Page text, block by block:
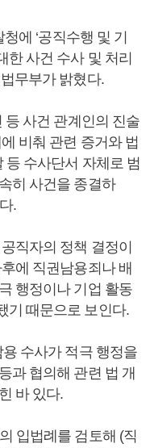
에 ‘공직수행 및 기
한 사건 수사 및 처리
무부가 밝혔다.
등 사건 관계인의 진술
비춰 관련 증거와 법
등 수사단서 자체로 범
히 사건을 종결하
.
직자의 정책 결정이
에 직권남용죄나 배
행정이나 기업 활동
기 때문으로 보인다.
수사가 적극 행정을
과 협의해 관련 법 개
바 있다.
입법례를 검토해 (직